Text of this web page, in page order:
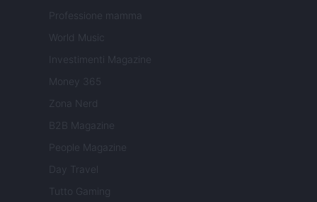
Professione mamma
World Music
Investimenti Magazine
Money 365
Zona Nerd
B2B Magazine
People Magazine
Day Travel
Tutto Gaming